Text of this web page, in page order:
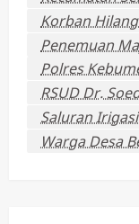
Korban
Penemuan
Polres
RSUD Dr.
Saluran
Warga Desa